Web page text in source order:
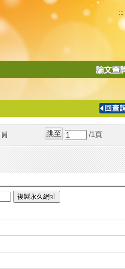
:::
導
/1 頁
複製永久網址